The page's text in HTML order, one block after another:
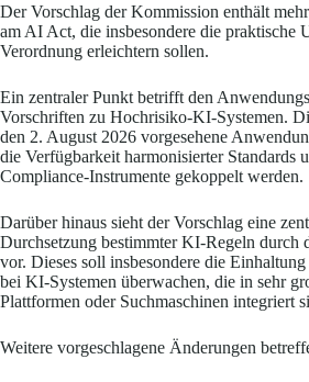
Der Vorschlag der Kommission enthält
am AI Act, die insbesondere die praktische
Verordnung erleichtern sollen.
Ein zentraler Punkt betrifft den
Vorschriften zu Hochrisiko-KI-Systemen.
den 2. August 2026 vorgesehene
die Verfügbarkeit harmonisierter Standards
Compliance-Instrumente gekoppelt werden.
Darüber hinaus sieht der Vorschlag eine
Durchsetzung bestimmter KI-Regeln
vor. Dieses soll insbesondere die
bei KI-Systemen überwachen, die in sehr
Plattformen oder Suchmaschinen integriert
Weitere vorgeschlagene Änderungen